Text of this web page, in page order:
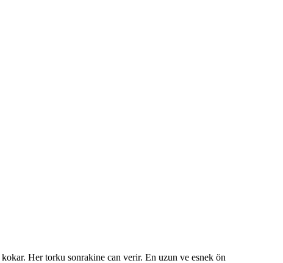
Her torku sonrakine can verir. En uzun ve esnek ön